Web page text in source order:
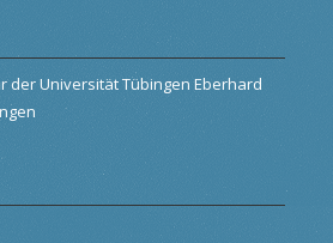
der Universität Tübingen Eberhard